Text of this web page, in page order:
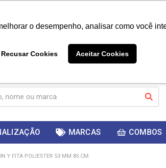
o desempenho, analisar como você
Recusar Cookies Aceitar Cookies
ganhar
MARCAS COMBOS
Y FITA POLIESTER 53 MM 85 CM